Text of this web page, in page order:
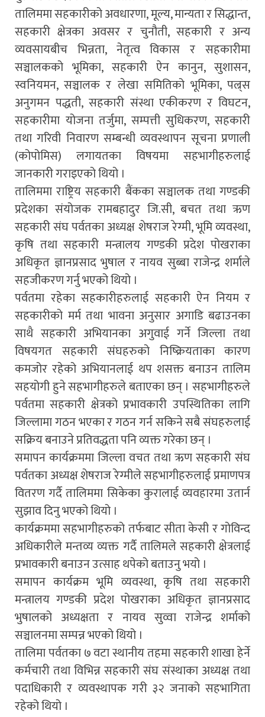
तालिममा सहकारीको अवधारणा, मूल्य, मान्यता र सिद्धान्त,
सहकारी क्षेत्रका अवसर र चुनौती, सहकारी र अन्य
व्यवसायबीच भिन्नता, नेतृत्व विकास र सहकारीमा
सञ्चालकको भूमिका, सहकारी ऐन कानुन, सुशासन,
स्वनियमन, सञ्चालक र लेखा समितिको भूमिका, पल्र्स
अनुगमन पद्धती, सहकारी संस्था एकीकरण र विघटन,
सहकारीमा योजना तर्जुमा, सम्पत्ती सुधिकरण, सहकारी
तथा गरिवी निवारण सम्बन्धी व्यवस्थापन सूचना प्रणाली
(कोपोमिस) लगायतका विषयमा सहभागीहरुलाई
जानकारी गराइएको थियो ।
तालिममा राष्ट्रिय सहकारी बैंकका सञ्चालक तथा गण्डकी
प्रदेशका संयोजक रामबहादुर जि.सी, बचत तथा ऋण
सहकारी संघ पर्वतका अध्यक्ष शेषराज रेग्मी, भूमि व्यवस्था,
कृषि तथा सहकारी मन्त्रालय गण्डकी प्रदेश पोखराका
अधिकृत ज्ञानप्रसाद भुषाल र नायव सुब्बा राजेन्द्र शर्माले
सहजीकरण गर्नु भएको थियो ।
पर्वतमा रहेका सहकारीहरुलाई सहकारी ऐन नियम र
सहकारीको मर्म तथा भावना अनुसार अगाडि बढाउनका
साथै सहकारी अभियानका अगुवाई गर्ने जिल्ला तथा
विषयगत सहकारी संघहरुको निष्क्रियताका कारण
कमजोर रहेको अभियानलाई थप शसक्त बनाउन तालिम
सहयोगी हुने सहभागीहरुले बताएका छन् । सहभागीहरुले
पर्वतमा सहकारी क्षेत्रको प्रभावकारी उपस्थितिका लागि
जिल्लामा गठन भएका र गठन गर्न सकिने सबै संघहरुलाई
सक्रिय बनाउने प्रतिवद्धता पनि व्यक्त गरेका छन् ।
समापन कार्यक्रममा जिल्ला वचत तथा ऋण सहकारी संघ
पर्वतका अध्यक्ष शेषराज रेग्मीले सहभागीहरुलाई प्रमाणपत्र
वितरण गर्दै तालिममा सिकेका कुरालाई व्यवहारमा उतार्न
सुझाव दिनु भएको थियो ।
कार्यक्रममा सहभागीहरुको तर्फबाट सीता केसी र गोविन्द
अधिकारीले मन्तव्य व्यक्त गर्दै तालिमले सहकारी क्षेत्रलाई
प्रभावकारी बनाउन उत्साह थपेको बताउनु भयो ।
समापन कार्यक्रम भूमि व्यवस्था, कृषि तथा सहकारी
मन्त्रालय गण्डकी प्रदेश पोखराका अधिकृत ज्ञानप्रसाद
भुषालको अध्यक्षता र नायव सुव्वा राजेन्द्र शर्माको
सञ्चालनमा सम्पन्न भएको थियो ।
तालिमा पर्वतका ७ वटा स्थानीय तहमा सहकारी शाखा हेर्ने
कर्मचारी तथा विभिन्न सहकारी संघ संस्थाका अध्यक्ष तथा
पदाधिकारी र व्यवस्थापक गरी ३२ जनाको सहभागिता
रहेको थियो ।